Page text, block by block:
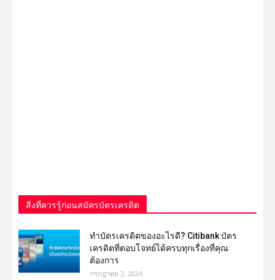
สิ่งที่ควรรู้ก่อนสมัครบัตรเครดิต
ทำบัตรเครดิตของอะไรดี? Citibank บัตร
เครดิตที่ตอบโจทย์ได้ครบทุกเรื่องที่คุณ
ต้องการ
กรกฎาคม 2, 2024